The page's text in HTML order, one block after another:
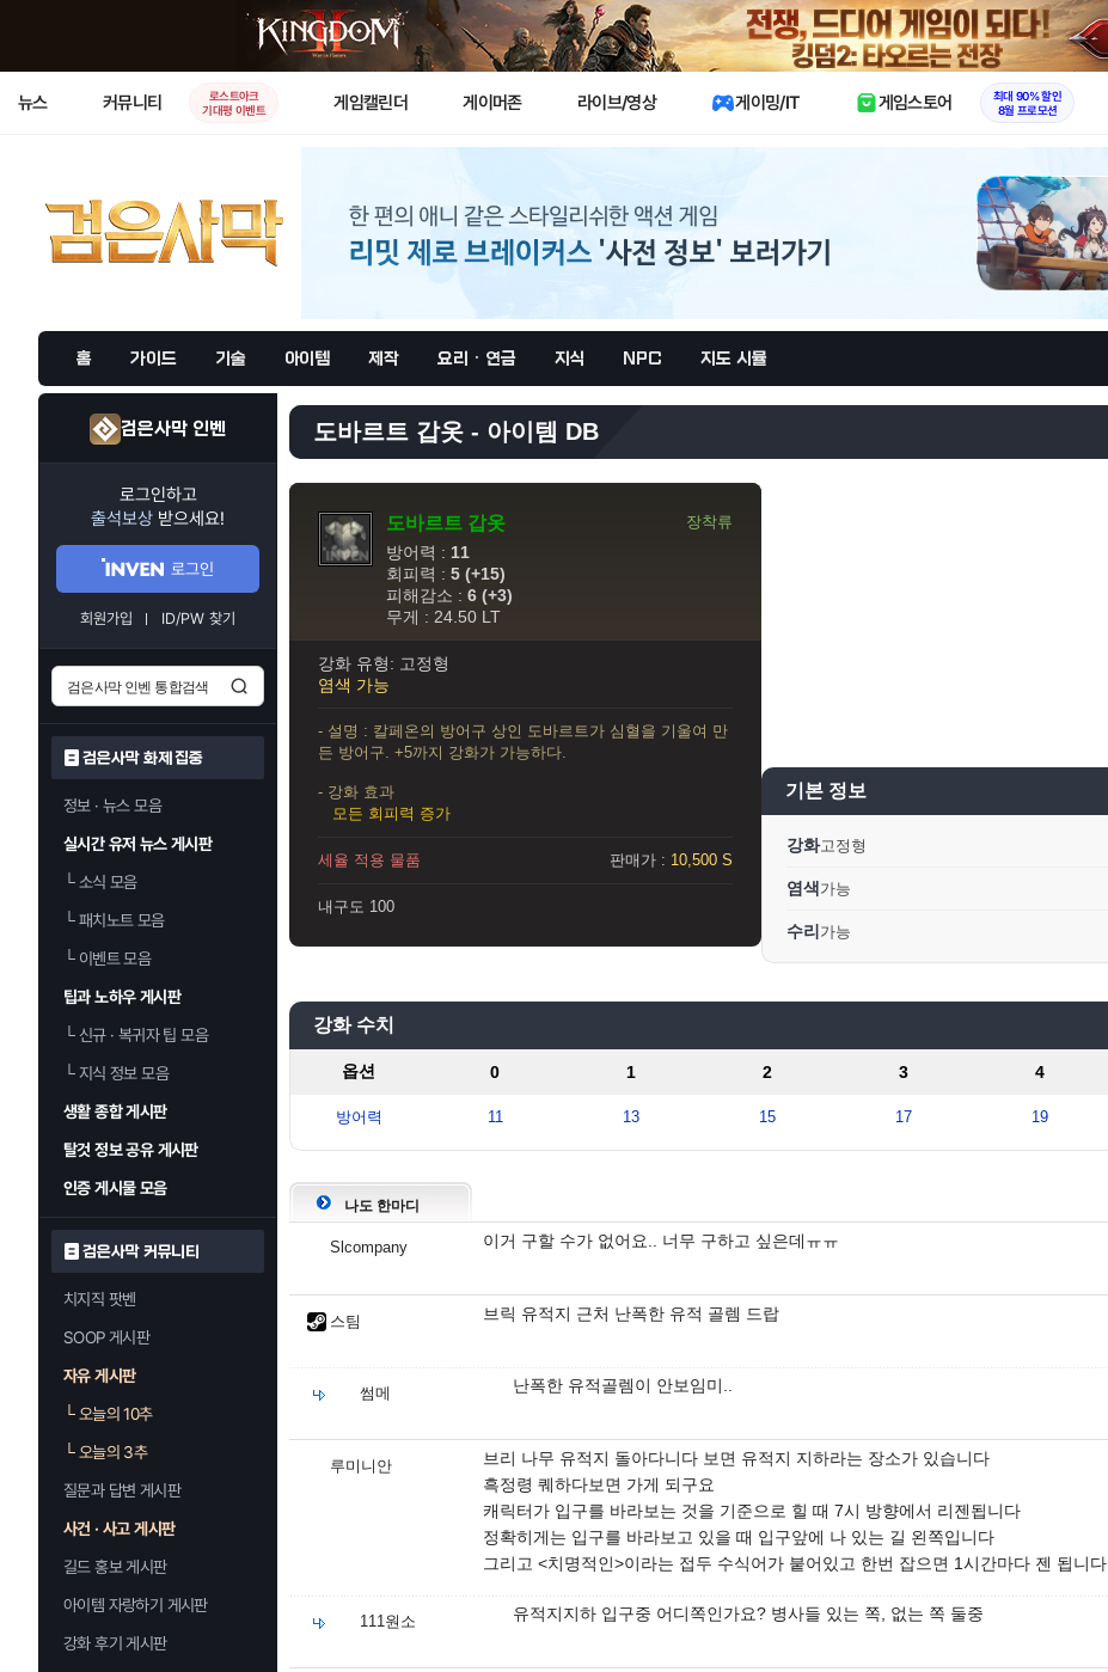
X
뉴스 커뮤니티
로스트아크
기대평 이벤트
게임캘린더 게이머존 라이브/영상 게이밍/IT 게임스토어
최대 90% 할인
8월 프로모션
홈 가이드 기술 아이템 제작 요리 · 연금 지식 NPC 지도 시뮬
검은사막 인벤
로그인하고
출석보상 받으세요!
로그인
회원가입 ID/PW 찾기
검은사막 화제 집중
정보 · 뉴스 모음
실시간 유저 뉴스 게시판
└소식 모음
└패치노트 모음
└이벤트 모음
팁과 노하우 게시판
└신규 · 복귀자 팁 모음
└지식 정보 모음
생활 종합 게시판
탈것 정보 공유 게시판
인증 게시물 모음
검은사막 커뮤니티
치지직 팟벤
SOOP 게시판
자유 게시판
└오늘의 10추
└오늘의 3추
질문과 답변 게시판
사건 · 사고 게시판
길드 홍보 게시판
아이템 자랑하기 게시판
강화 후기 게시판
도바르트 갑옷 - 아이템 DB
도바르트 갑옷
방어력 : 11
회피력 : 5 (+15)
피해감소 : 6 (+3)
무게 : 24.50 LT
장착류
강화 유형: 고정형
염색 가능
- 설명 : 칼페온의 방어구 상인 도바르트가 심혈을 기울여 만
든 방어구. +5까지 강화가 가능하다.
- 강화 효과
모든 회피력 증가
세율 적용 물품 판매가 : 10,500 S
내구도 100
기본 정보
강화고정형
염색 가능
수리 가능
강화 수치
옵션 0 1 2 3 4
방어력 11 13 15 17 19
나도 한마디
Slcompany 이거 구할 수가 없어요.. 너무 구하고 싶은데ㅠㅠ
스팀 브릭 유적지 근처 난폭한 유적 골렘 드랍
썸메 난폭한 유적골렘이 안보임미..
루미니안
브리 나무 유적지 돌아다니다 보면 유적지 지하라는 장소가 있습니다
흑정령 퀘하다보면 가게 되구요
캐릭터가 입구를 바라보는 것을 기준으로 힐 때 7시 방향에서 리젠됩니다
정확히게는 입구를 바라보고 있을 때 입구앞에 나 있는 길 왼쪽입니다
그리고 <치명적인>이라는 접두 수식어가 붙어있고 한번 잡으면 1시간마다 젠 됩니다
111원소 유적지지하 입구중 어디쪽인가요? 병사들 있는 쪽, 없는 쪽 둘중